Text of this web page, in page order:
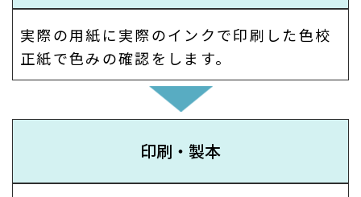
実際の用紙に実際のインクで印刷した色校
正紙で色みの確認をします。
印刷・製本